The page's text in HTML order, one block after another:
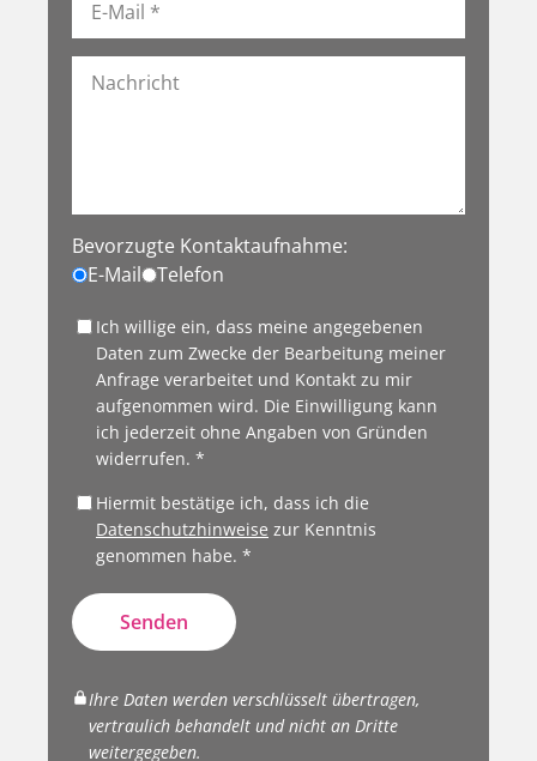
Bevorzugte Kontaktaufnahme:
E-Mail
Telefon
Ich willige ein, dass meine angegebenen
Daten zum Zwecke der Bearbeitung meiner
Anfrage verarbeitet und Kontakt zu mir
aufgenommen wird. Die Einwilligung kann
ich jederzeit ohne Angaben von Gründen
widerrufen. *
Hiermit bestätige ich, dass ich die
Datenschutzhinweise zur Kenntnis
genommen habe. *
Senden
Ihre Daten werden verschlüsselt übertragen,
vertraulich behandelt und nicht an Dritte
weitergegeben.